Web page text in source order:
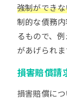
強制ができ
制的な債務
るもので、
があげられま
損害賠償請
損害賠償に